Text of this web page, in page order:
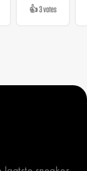
👍 3 votes